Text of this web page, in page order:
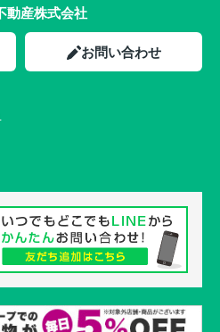
動産株式会社
お問い合わせ